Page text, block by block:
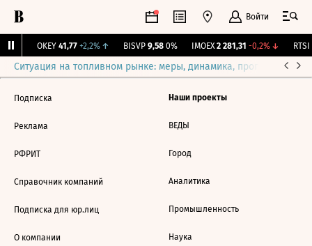
Войти
OKEY 41,77 +2,2%↑ BISVP 9,58 0% IMOEX 2 281,31 -0,2%↓ RTSI
Ситуация на топливном рынке: меры, динамика, прогнозы
Подписка
Реклама
РФРИТ
Справочник компаний
Подписка для юр.лиц
О компании
Наши проекты
ВЕДЫ
Город
Аналитика
Промышленность
Наука